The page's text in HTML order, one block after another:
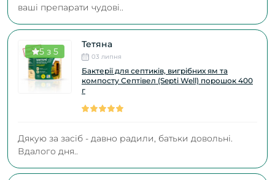
ваші препарати чудові..
5 з 5
Тетяна
03 липня
Бактерії для септиків, вигрібних ям та
компосту Септівел (Septi Well) порошок 400
г
Дякую за засіб - давно радили, батьки довольні.
Вдалого дня..